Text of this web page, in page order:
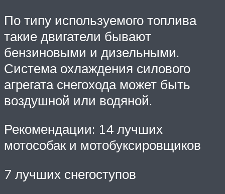
По типу используемого топлива
такие двигатели бывают
бензиновыми и дизельными.
Система охлаждения силового
агрегата снегохода может быть
воздушной или водяной.
Рекомендации: 14 лучших
мотособак и мотобуксировщиков
7 лучших снегоступов